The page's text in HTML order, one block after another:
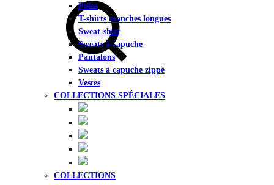
Polos
T-shirts manches longues
Sweat-shirt
Sweats à capuche
Pantalons
Sweats à capuche zippé
Vestes
COLLECTIONS SPÉCIALES
COLLECTIONS